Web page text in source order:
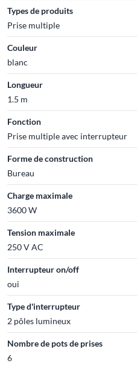
Types de produits
Prise multiple
Couleur
blanc
Longueur
1.5 m
Fonction
Prise multiple avec interrupteur
Forme de construction
Bureau
Charge maximale
3600 W
Tension maximale
250 V AC
Interrupteur on/off
oui
Type d'interrupteur
2 pôles lumineux
Nombre de pots de prises
6